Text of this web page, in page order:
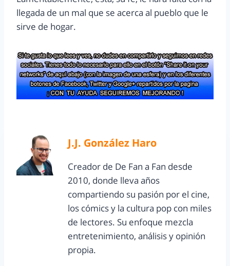
llegada de un mal que se acerca al pueblo que le
sirve de hogar.
J.J. González Haro
Creador de De Fan a Fan desde
2010, donde lleva años
compartiendo su pasión por el cine,
los cómics y la cultura pop con miles
de lectores. Su enfoque mezcla
entretenimiento, análisis y opinión
propia.